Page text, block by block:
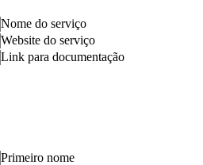
Nome do serviço
Website do serviço
Link para documentação
Primeiro nome